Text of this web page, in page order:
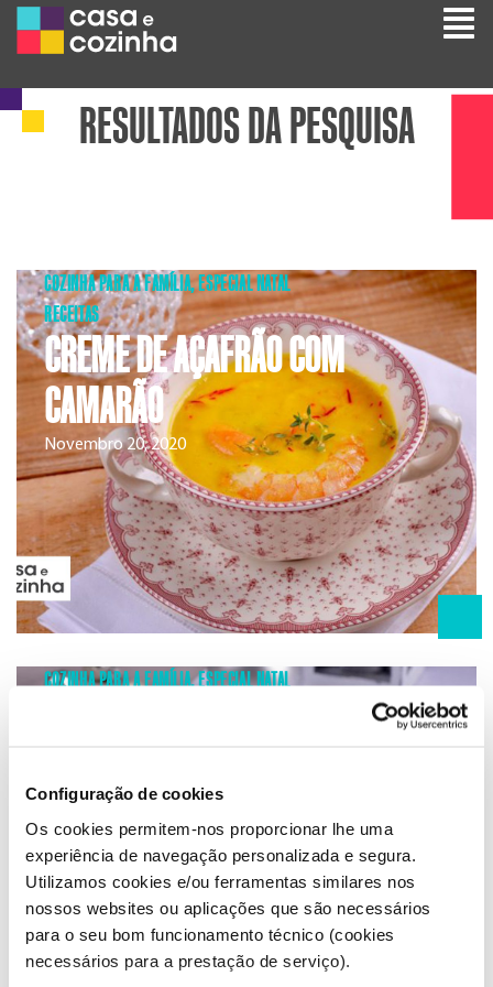
Configuração de cookies
Os cookies permitem-nos proporcionar lhe uma
experiência de navegação personalizada e segura.
Utilizamos cookies e/ou ferramentas similares nos
nossos websites ou aplicações que são necessários
para o seu bom funcionamento técnico (cookies
necessários para a prestação de serviço).
RESULTADOS DA PESQUISA
COZINHA PARA A FAMÍLIA,ESPECIAL NATAL
RECEITAS
CREME DE AÇAFRÃO COM
CAMARÃO
Novembro 20, 2020
COZINHA PARA A FAMÍLIA,ESPECIAL NATAL
Outubro 22, 2020